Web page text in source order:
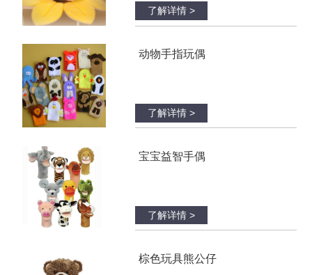
了解详情 >
动物手指玩偶
了解详情 >
宝宝益智手偶
了解详情 >
棕色玩具熊公仔